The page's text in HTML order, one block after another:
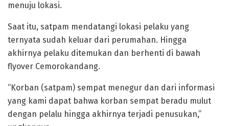
menuju lokasi.
Saat itu, satpam mendatangi lokasi pelaku yang
ternyata sudah keluar dari perumahan. Hingga
akhirnya pelaku ditemukan dan berhenti di bawah
flyover Cemorokandang.
“Korban (satpam) sempat menegur dan dari informasi
yang kami dapat bahwa korban sempat beradu mulut
dengan pelalu hingga akhirnya terjadi penusukan,”